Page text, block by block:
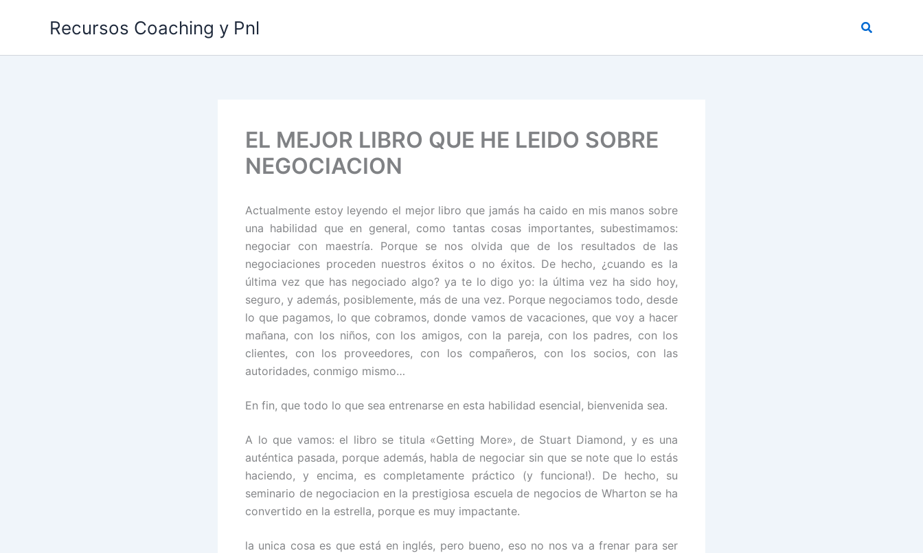
Recursos Coaching y Pnl Buscar
EL MEJOR LIBRO QUE HE LEIDO SOBRE
NEGOCIACION
Actualmente estoy leyendo el mejor libro que jamás ha caido en mis manos sobre
una habilidad que en general, como tantas cosas importantes, subestimamos:
negociar con maestría. Porque se nos olvida que de los resultados de las
negociaciones proceden nuestros éxitos o no éxitos. De hecho, ¿cuando es la
última vez que has negociado algo? ya te lo digo yo: la última vez ha sido hoy,
seguro, y además, posiblemente, más de una vez. Porque negociamos todo, desde
lo que pagamos, lo que cobramos, donde vamos de vacaciones, que voy a hacer
mañana, con los niños, con los amigos, con la pareja, con los padres, con los
clientes, con los proveedores, con los compañeros, con los socios, con las
autoridades, conmigo mismo…
En fin, que todo lo que sea entrenarse en esta habilidad esencial, bienvenida sea.
A lo que vamos: el libro se titula «Getting More», de Stuart Diamond, y es una
auténtica pasada, porque además, habla de negociar sin que se note que lo estás
haciendo, y encima, es completamente práctico (y funciona!). De hecho, su
seminario de negociacion en la prestigiosa escuela de negocios de Wharton se ha
convertido en la estrella, porque es muy impactante.
la unica cosa es que está en inglés, pero bueno, eso no nos va a frenar para ser